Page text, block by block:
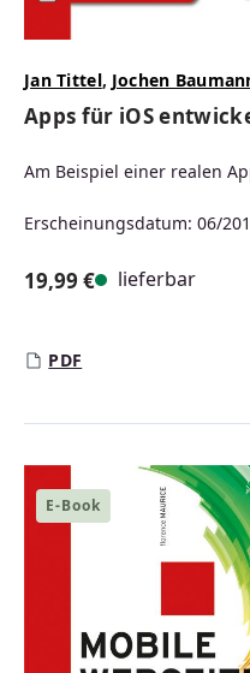
Jan Tittel, Jochen
Apps für iOS
Am Beispiel einer realen
Erscheinungsdatum: 06/
19,99 € lieferbar
PDF
E-Book